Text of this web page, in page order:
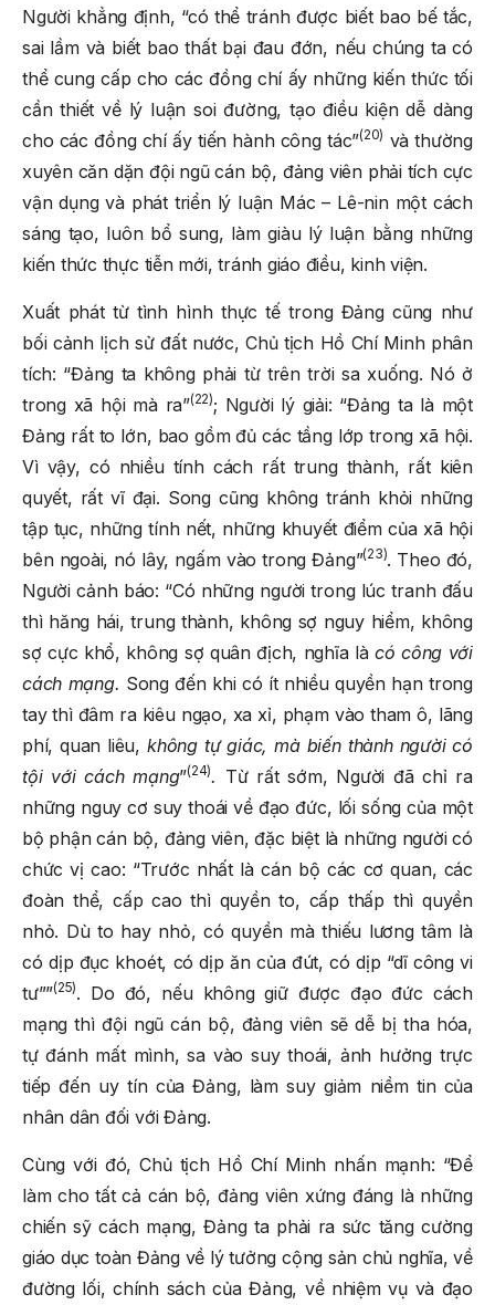
Người khẳng định, “có thể tránh được biết bao bế tắc,
sai lầm và biết bao thất bại đau đớn, nếu chúng ta có
thể cung cấp cho các đồng chí ấy những kiến thức tối
cần thiết về lý luận soi đường, tạo điều kiện dễ dàng
cho các đồng chí ấy tiến hành công tác”(20) và thường
xuyên căn dặn đội ngũ cán bộ, đảng viên phải tích cực
vận dụng và phát triển lý luận Mác – Lê-nin một cách
sáng tạo, luôn bổ sung, làm giàu lý luận bằng những
kiến thức thực tiễn mới, tránh giáo điều, kinh viện.
Xuất phát từ tình hình thực tế trong Đảng cũng như
bối cảnh lịch sử đất nước, Chủ tịch Hồ Chí Minh phân
tích: “Đảng ta không phải từ trên trời sa xuống. Nó ở
trong xã hội mà ra”(22); Người lý giải: “Đảng ta là một
Đảng rất to lớn, bao gồm đủ các tầng lớp trong xã hội.
Vì vậy, có nhiều tính cách rất trung thành, rất kiên
quyết, rất vĩ đại. Song cũng không tránh khỏi những
tập tục, những tính nết, những khuyết điểm của xã hội
bên ngoài, nó lây, ngấm vào trong Đảng”(23). Theo đó,
Người cảnh báo: “Có những người trong lúc tranh đấu
thì hăng hái, trung thành, không sợ nguy hiểm, không
sợ cực khổ, không sợ quân địch, nghĩa làcó công với
cách mạng. Song đến khi có ít nhiều quyền hạn trong
tay thì đâm ra kiêu ngạo, xa xỉ, phạm vào tham ô, lãng
phí, quan liêu, không tự giác, mà biến thành người có
tội với cách mạng”(24). Từ rất sớm, Người đã chỉ ra
những nguy cơ suy thoái về đạo đức, lối sống của một
bộ phận cán bộ, đảng viên, đặc biệt là những người có
chức vị cao: “Trước nhất là cán bộ các cơ quan, các
đoàn thể, cấp cao thì quyền to, cấp thấp thì quyền
nhỏ. Dù to hay nhỏ, có quyền mà thiếu lương tâm là
có dịp đục khoét, có dịp ăn của đút, có dịp “dĩ công vi
tư””(25). Do đó, nếu không giữ được đạo đức cách
mạng thì đội ngũ cán bộ, đảng viên sẽ dễ bị tha hóa,
tự đánh mất mình, sa vào suy thoái, ảnh hưởng trực
tiếp đến uy tín của Đảng, làm suy giảm niềm tin của
nhân dân đối với Đảng.
Cùng với đó, Chủ tịch Hồ Chí Minh nhấn mạnh: “Để
làm cho tất cả cán bộ, đảng viên xứng đáng là những
chiến sỹ cách mạng, Đảng ta phải ra sức tăng cường
giáo dục toàn Đảng về lý tưởng cộng sản chủ nghĩa, về
đường lối, chính sách của Đảng, về nhiệm vụ và đạo